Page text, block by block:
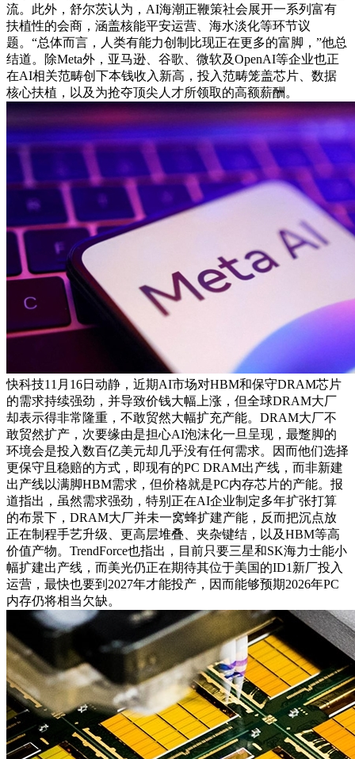
流。此外，舒尔茨认为，AI海潮正鞭策社会展开一系列富有
扶植性的会商，涵盖核能平安运营、海水淡化等环节议
题。“总体而言，人类有能力创制比现正在更多的富脚，”他总
结道。除Meta外，亚马逊、谷歌、微软及OpenAI等企业也正
在AI相关范畴创下本钱收入新高，投入范畴笼盖芯片、数据
核心扶植，以及为抢夺顶尖人才所领取的高额薪酬。
快科技11月16日动静，近期AI市场对HBM和保守DRAM芯片
的需求持续强劲，并导致价钱大幅上涨，但全球DRAM大厂
却表示得非常隆重，不敢贸然大幅扩充产能。DRAM大厂不
敢贸然扩产，次要缘由是担心AI泡沫化一旦呈现，最蹩脚的
环境会是投入数百亿美元却几乎没有任何需求。因而他们选择
更保守且稳赔的方式，即现有的PC DRAM出产线，而非新建
出产线以满脚HBM需求，但价格就是PC内存芯片的产能。报
道指出，虽然需求强劲，特别正在AI企业制定多年扩张打算
的布景下，DRAM大厂并未一窝蜂扩建产能，反而把沉点放
正在制程手艺升级、更高层堆叠、夹杂键结，以及HBM等高
价值产物。TrendForce也指出，目前只要三星和SK海力士能小
幅扩建出产线，而美光仍正在期待其位于美国的ID1新厂投入
运营，最快也要到2027年才能投产，因而能够预期2026年PC
内存仍将相当欠缺。